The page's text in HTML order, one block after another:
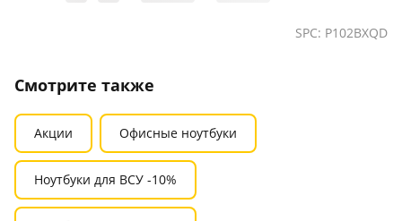
SPC: P102BXQD
Смотрите также
Акции Офисные ноутбуки
Ноутбуки для ВСУ -10%